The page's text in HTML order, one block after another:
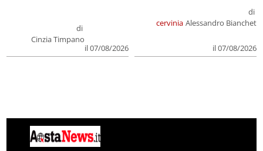
di
Cinzia Timpano
il 07/08/2026
cervinia
di
Alessandro Bianchet
il 07/08/2026